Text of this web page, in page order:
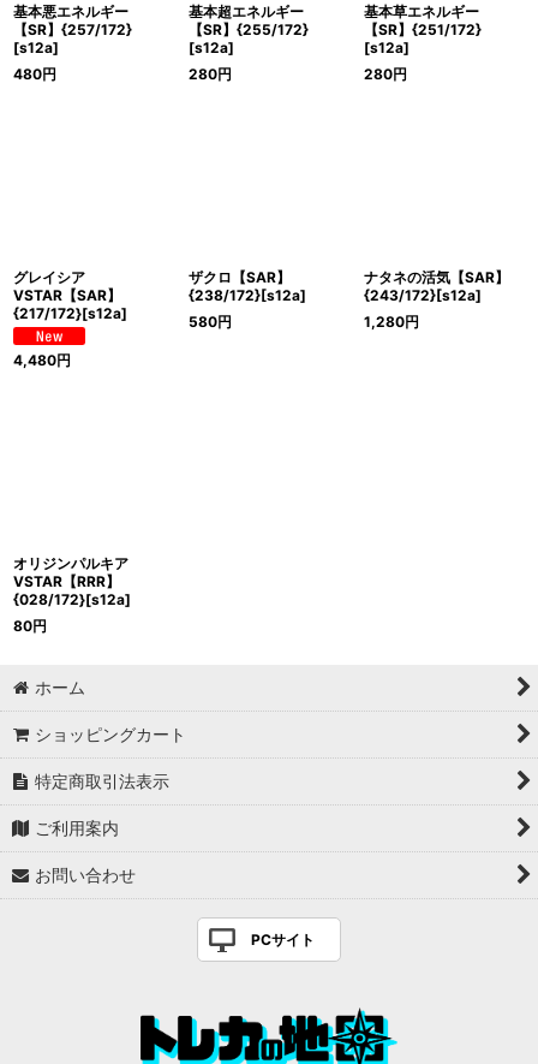
基本悪エネルギー
【SR】{257/172}
[s12a]
480円
基本超エネルギー
【SR】{255/172}
[s12a]
280円
基本草エネルギー
【SR】{251/172}
[s12a]
280円
グレイシア
VSTAR【SAR】
{217/172}[s12a]
4,480円
ザクロ【SAR】
{238/172}[s12a]
580円
ナタネの活気【SAR】
{243/172}[s12a]
1,280円
オリジンパルキア
VSTAR【RRR】
{028/172}[s12a]
80円
ホーム
ショッピングカート
特定商取引法表示
ご利用案内
お問い合わせ
PCサイト